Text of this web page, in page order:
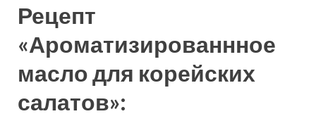
Рецепт
«Ароматизированнное
масло для корейских
салатов»: